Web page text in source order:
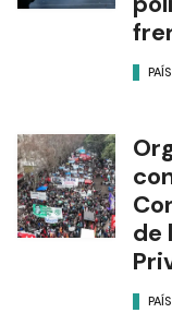
PAÍS
de
PAÍS